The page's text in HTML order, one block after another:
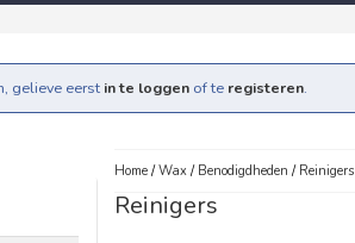
gelieve eerst in te loggen of te registeren.
Home/Wax/ Benodigdheden / Reinigers
Reinigers